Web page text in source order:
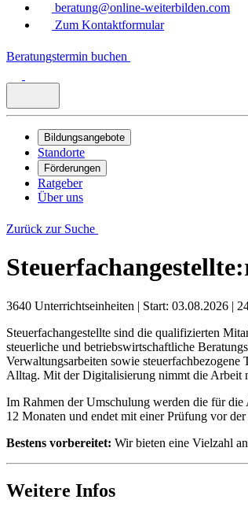
beratung@online-weiterbilden.com
Zum Kontaktformular
Beratungstermin buchen
Bildungsangebote
Standorte
Förderungen
Ratgeber
Über uns
Zurück zur Suche
3640 Unterrichtseinheiten | Start: 03.08.2026 |
Steuerfachangestellte sind die qualifizierten
steuerliche und betriebswirtschaftliche
Verwaltungsarbeiten sowie
Alltag. Mit der Digitalisierung nimmt die Arbeit
Im Rahmen der Umschulung werden die für
12 Monaten und endet mit einer Prüfung vor
Bestens vorbereitet: Wir bieten eine Vielzahl
Weitere Infos